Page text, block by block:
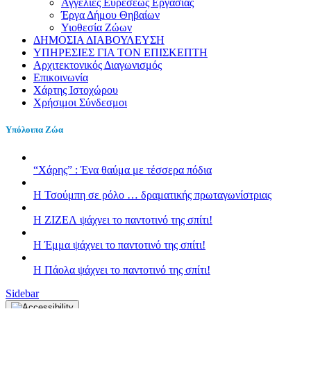
Αγγελίες Ευρέσεως Εργασίας
Έργα Δήμου Θηβαίων
Υιοθεσία Ζώων
ΔΗΜΟΣΙΑ ΔΙΑΒΟΥΛΕΥΣΗ
ΥΠΗΡΕΣΙΕΣ ΓΙΑ ΤΟΝ ΕΠΙΣΚΕΠΤΗ
Αρχιτεκτονικός Διαγωνισμός
Επικοινωνία
Χάρτης Ιστοχώρου
Χρήσιμοι Σύνδεσμοι
Υπόλοιπα Ζώα
“Χάρης” : Ένα θαύμα με τέσσερα πόδια
H Τσούμπη σε ρόλο … δραματικής πρωταγωνίστριας
Η ΖΙΖΕΛ ψάχνει το παντοτινό της σπίτι!
H Έμμα ψάχνει το παντοτινό της σπίτι!
Η Πάολα ψάχνει το παντοτινό της σπίτι!
Sidebar